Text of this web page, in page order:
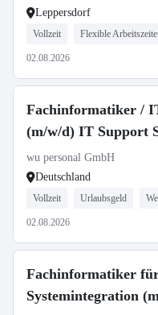
Leppersdorf
Vollzeit Flexible
02.08.2026
Fachinformatiker /
(m/w/d) IT Support
wu personal GmbH
Deutschland
Vollzeit Urlaubsgeld
02.08.2026
Fachinformatiker
Systemintegration